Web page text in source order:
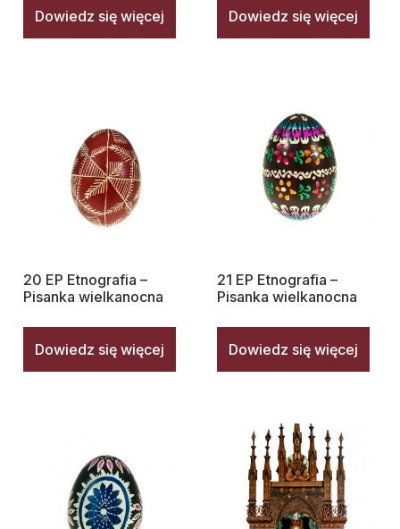
Dowiedz się więcej Dowiedz się więcej
20 EP Etnografia –
Pisanka wielkanocna
Dowiedz się więcej
21 EP Etnografia –
Pisanka wielkanocna
Dowiedz się więcej